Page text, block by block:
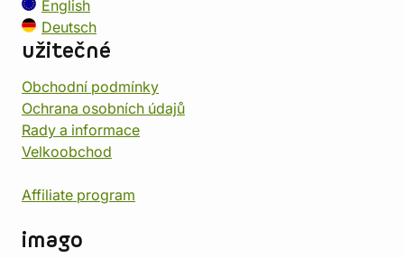
English
Deutsch
užitečné
Obchodní podmínky
Ochrana osobních údajů
Rady a informace
Velkoobchod
Affiliate program
imago